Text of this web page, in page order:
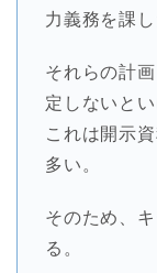
力義務を課
それらの計
定しないとい
これは開示
多い。
そのため、
る。